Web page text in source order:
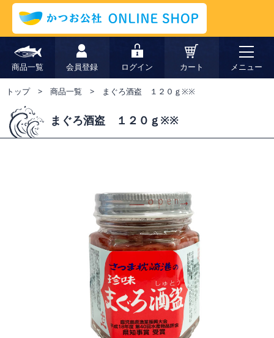
商品一覧 会員登録 ログイン カート メニュー
トップ 商品一覧 まぐろ酒盗 １２０ｇ※※
まぐろ酒盗 １２０ｇ※※